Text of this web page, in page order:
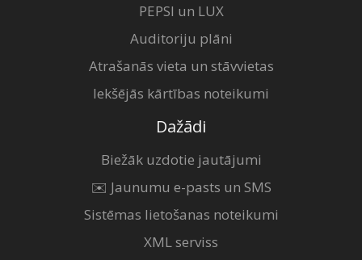
PEPSI un LUX
Auditoriju plāni
Atrašanās vieta un stāvvietas
Iekšējās kārtības noteikumi
Dažādi
Biežāk uzdotie jautājumi
✉️ Jaunumu e-pasts un SMS
Sistēmas lietošanas noteikumi
XML serviss